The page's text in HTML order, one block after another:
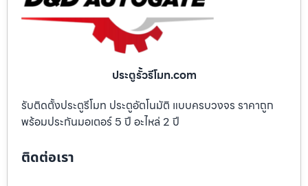
ประตูรั้วรีโมท.com
รับติดตั้งประตูรีโมท ประตูอัตโนมัติ แบบครบวงจร ราคาถูก
พร้อมประกันมอเตอร์ 5 ปี อะไหล่ 2 ปี
ติดต่อเรา